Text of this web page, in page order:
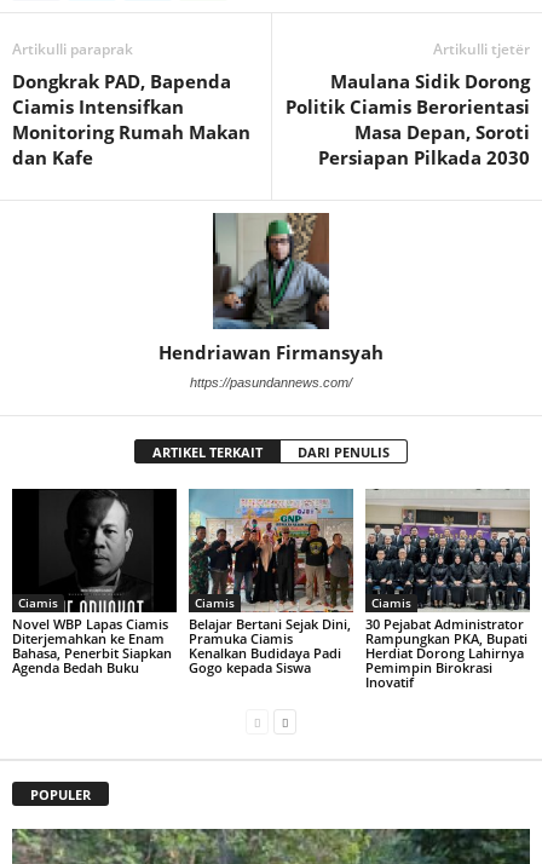
Artikulli paraprak
Dongkrak PAD, Bapenda
Ciamis Intensifkan
Monitoring Rumah Makan
dan Kafe
Artikulli tjetër
Maulana Sidik Dorong
Politik Ciamis Berorientasi
Masa Depan, Soroti
Persiapan Pilkada 2030
Hendriawan Firmansyah
https://pasundannews.com/
ARTIKEL TERKAIT DARI PENULIS
Ciamis
Novel WBP Lapas Ciamis
Diterjemahkan ke Enam
Bahasa, Penerbit Siapkan
Agenda Bedah Buku
Ciamis
Belajar Bertani Sejak Dini,
Pramuka Ciamis
Kenalkan Budidaya Padi
Gogo kepada Siswa
Ciamis
30 Pejabat Administrator
Rampungkan PKA, Bupati
Herdiat Dorong Lahirnya
Pemimpin Birokrasi
Inovatif
POPULER